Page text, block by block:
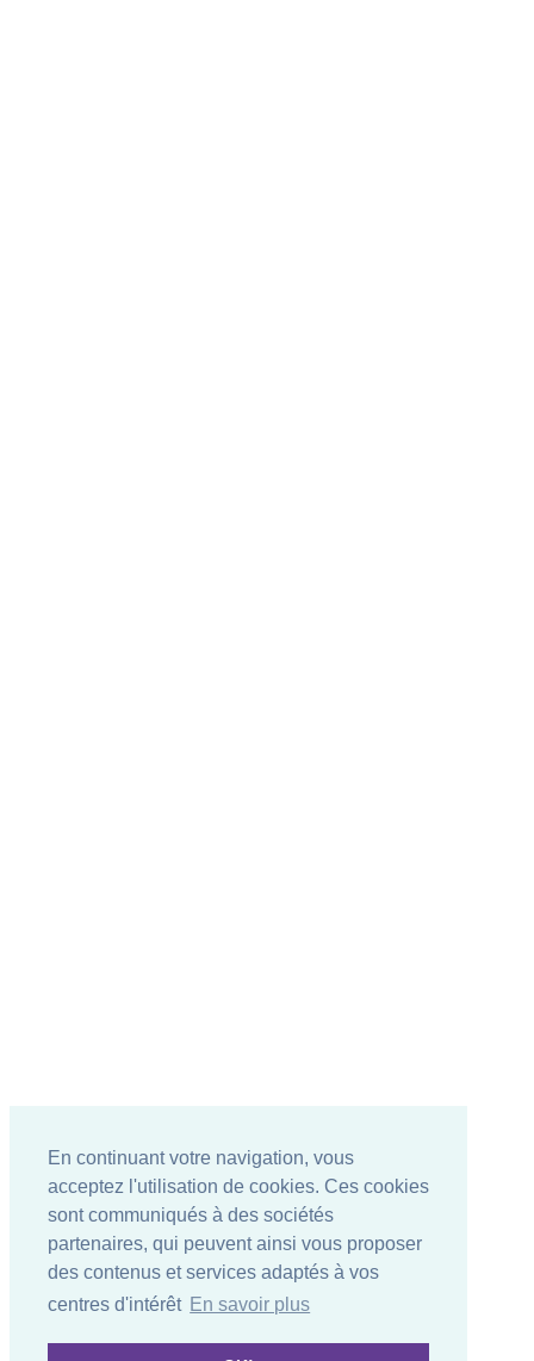
En continuant votre navigation, vous
acceptez l'utilisation de cookies. Ces cookies
sont communiqués à des sociétés
partenaires, qui peuvent ainsi vous proposer
des contenus et services adaptés à vos
centres d'intérêt En savoir plus